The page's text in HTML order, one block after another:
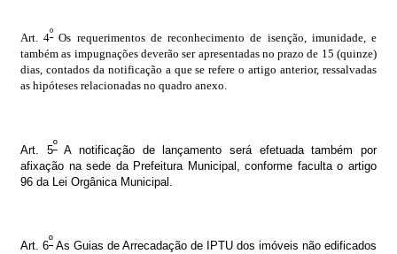
Art. 4ºOs requerimentos de reconhecimento de isenção, imunidade, e
também as impugnações deverão ser apresentadas no prazo de 15 (quinze)
dias, contados da notificação a que se refere o artigo anterior, ressalvadas
as hipóteses relacionadas no quadro anexo.
Art. 5ºA notificação de lançamento será efetuada também por
afixação na sede da Prefeitura Municipal, conforme faculta o artigo
96 da Lei Orgânica Municipal.
Art. 6º As Guias de Arrecadação de IPTU dos imóveis não edificados